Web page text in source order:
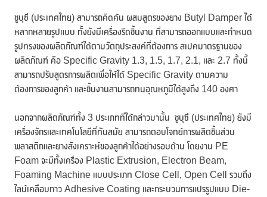
ชูบุซึ (ประเทศไทย) สามารถคิดค้น ผสมสูตรของยาง Butyl Damper ได้
หลากหลายรูปแบบ ทั้งยังมีเครื่องรีดชิ้นงาน ที่สามารถออกแบบและกำหนด
รูปทรงของผลิตภัณฑ์ได้ตามวัตถุประสงค์ที่ต้องการ สเปคมาตรฐานของ
ผลิตภัณฑ์ คือ Specific Gravity 1.3, 1.5, 1.7, 2.1, และ 2.7 ทั้งนี้
สามารถปรับสูตรการผลิตเพื่อให้ได้ Specific Gravity ตามความ
ต้องการของลูกค้า และชิ้นงานสามารถทนอุณหภูมิได้สูงถึง 140 องศา
นอกจากผลิตภัณฑ์ทั้ง 3 ประเภทที่ได้กล่าวมานั้น ชูบุซึ (ประเทศไทย) ยังมี
เครื่องจักรและเทคโนโลยีที่ทันสมัย สามารถตอบโจทย์การผลิตชิ้นส่วน
พลาสติกและยางสังเคราะห์ของลูกค้าได้อย่างรอบด้าน โดยงาน PE
Foam จะมีทั้งเครื่อง Plastic Extrusion, Electron Beam,
Foaming Machine แบบประเภท Close Cell, Open Cell รวมถึง
ไลน์เคลือบกาว Adhesive Coating และกระบวนการแปรรูปแบบ Die-